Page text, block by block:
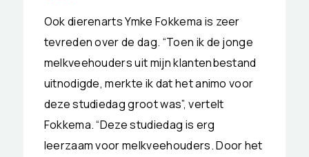
Ook dierenarts Ymke Fokkema is zeer
tevreden over de dag. “Toen ik de jonge
melkveehouders uit mijn klantenbestand
uitnodigde, merkte ik dat het animo voor
deze studiedag groot was”, vertelt
Fokkema. “Deze studiedag is erg
leerzaam voor melkveehouders. Door het